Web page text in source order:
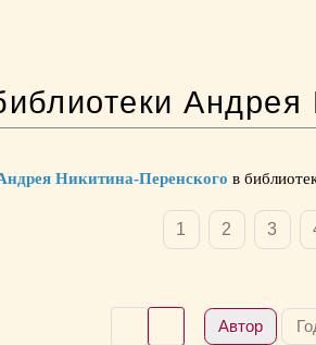
Андрея
Никитина-Перенского в
1 2 3
Автор